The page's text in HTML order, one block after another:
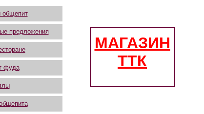
общепит
предложения
фуда
МАГАЗИН
ТТК